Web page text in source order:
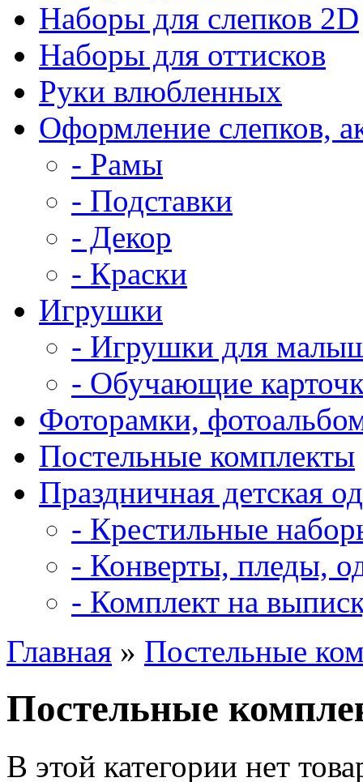
Наборы для слепков 2D
Наборы для оттисков
Руки влюбленных
Оформление слепков,
- Рамы
- Подставки
- Декор
- Краски
Игрушки
- Игрушки для
- Обучающие
Фоторамки,
Постельные комплекты
Праздничная детская
- Крестильные
- Конверты, пледы,
- Комплект на
Главная » Постельные
Постельные
В этой категории нет